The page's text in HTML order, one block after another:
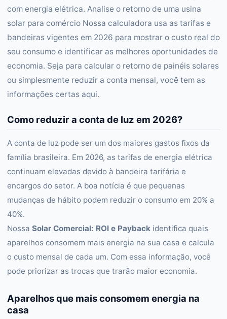
com energia elétrica. Analise o retorno de uma usina
solar para comércio Nossa calculadora usa as tarifas e
bandeiras vigentes em 2026 para mostrar o custo real do
seu consumo e identificar as melhores oportunidades de
economia. Seja para calcular o retorno de painéis solares
ou simplesmente reduzir a conta mensal, você tem as
informações certas aqui.
Como reduzir a conta de luz em 2026?
A conta de luz pode ser um dos maiores gastos fixos da
família brasileira. Em 2026, as tarifas de energia elétrica
continuam elevadas devido à bandeira tarifária e
encargos do setor. A boa notícia é que pequenas
mudanças de hábito podem reduzir o consumo em 20% a
40%.
Nossa Solar Comercial: ROI e Payback identifica quais
aparelhos consomem mais energia na sua casa e calcula
o custo mensal de cada um. Com essa informação, você
pode priorizar as trocas que trarão maior economia.
Aparelhos que mais consomem energia na
casa